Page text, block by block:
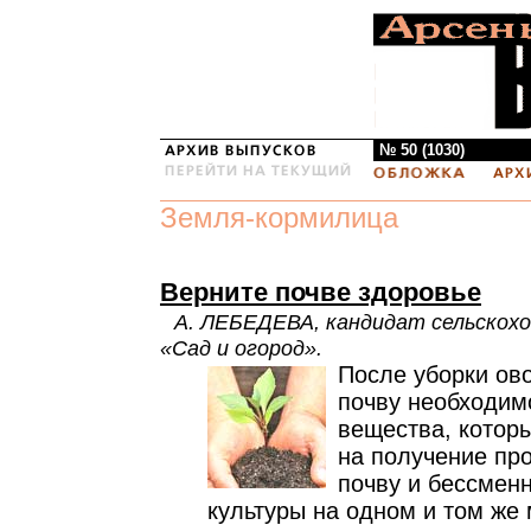
№ 50 (1030)
Земля-кормилица
Верните почве здоровье
А. ЛЕБЕДЕВА, кандидат
«Сад и огород».
После уборки
почву
вещества,
на получение
почву и
культуры на одном и том же